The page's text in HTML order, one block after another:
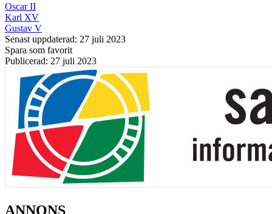
Oscar II
Karl XV
Gustav V
Senast uppdaterad: 27 juli 2023
Spara som favorit
Publicerad: 27 juli 2023
ANNONS